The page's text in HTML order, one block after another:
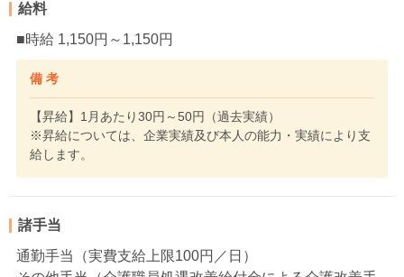
給料
■時給 1,150円～1,150円
備 考
【昇給】1月あたり30円～50円（過去実績）
※昇給については、企業実績及び本人の能力・実績により支
給します。
諸手当
通勤手当（実費支給上限100円／日）